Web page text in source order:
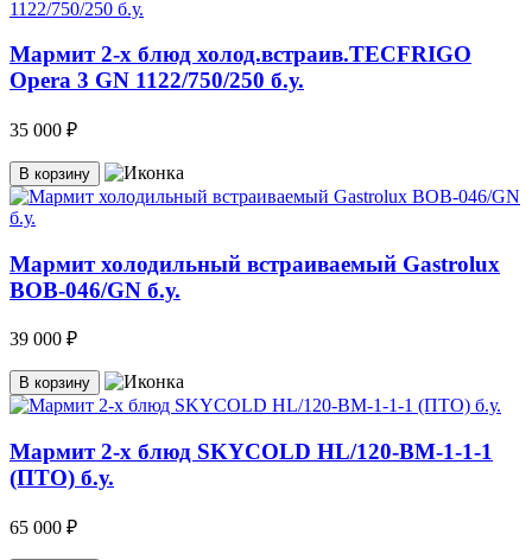
Мармит 2-х блюд холод.встраив.TECFRIGO
Opera 3 GN 1122/750/250 б.у.
35 000 ₽
В корзину
Мармит холодильный встраиваемый Gastrolux
ВОВ-046/GN б.у.
39 000 ₽
В корзину
Мармит 2-х блюд SKYCOLD HL/120-BM-1-1-1
(ПТО) б.у.
65 000 ₽